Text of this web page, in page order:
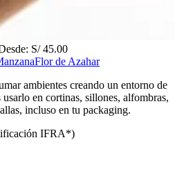
S/45.00
Flor de Azahar
ambientes creando un entorno de
usarlo en cortinas, sillones, alfombras,
incluso en tu packaging.
IFRA*)